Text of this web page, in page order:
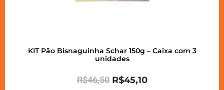
KIT Pão Bisnaguinha Schar 150g – Caixa com 3
unidades
R$46,50 R$45,10